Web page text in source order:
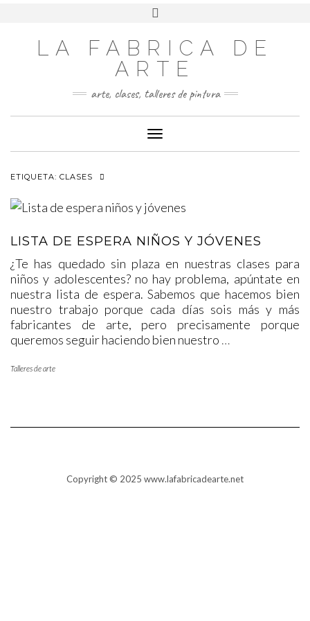
LA FABRICA DE
ARTE
arte, clases, talleres de pintura
Cambiar modo de navegación
ETIQUETA: CLASES
LISTA DE ESPERA NIÑOS Y JÓVENES
¿Te has quedado sin plaza en nuestras clases para
niños y adolescentes? no hay problema, apúntate en
nuestra lista de espera. Sabemos que hacemos bien
nuestro trabajo porque cada días sois más y más
fabricantes de arte, pero precisamente porque
queremos seguir haciendo bien nuestro …
Talleres de arte
Copyright © 2025 www.lafabricadearte.net